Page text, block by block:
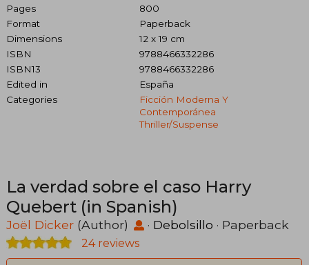
Pages
800
Format
Paperback
Dimensions
12 x 19 cm
ISBN
9788466332286
ISBN13
9788466332286
Edited in
España
Categories
Ficción Moderna Y
Contemporánea
Thriller/suspense
La verdad sobre el caso Harry
Quebert (in Spanish)
Joël Dicker (Author) · Debolsillo · Paperback
24 reviews